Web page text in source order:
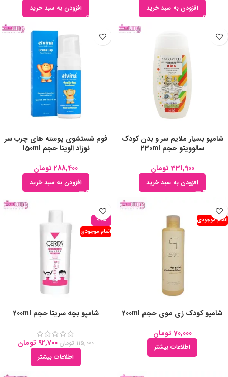
افزودن به سبد خرید افزودن به سبد خرید
شامپو بسیار ملایم سر و بدن کودک
سالوویتو حجم 230ml
331,900 تومان
افزودن به سبد خرید
فوم شستشوی پوسته های چرب سر
نوزاد الوینا حجم 150ml
288,400 تومان
افزودن به سبد خرید
اتمام موجودی
شامپو کودک زی موی حجم 200ml
70,000 تومان
اطلاعات بیشتر
-19%
اتمام موجودی
شامپو بچه سریتا حجم 200ml
115,000 تومان 92,700 تومان
اطلاعات بیشتر